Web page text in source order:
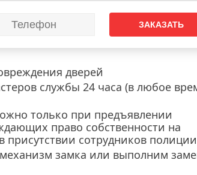
дверей
службы 24 часа (в любое
только при предъявлении
право собственности на
присутствии сотрудников полиции
замка или выполним